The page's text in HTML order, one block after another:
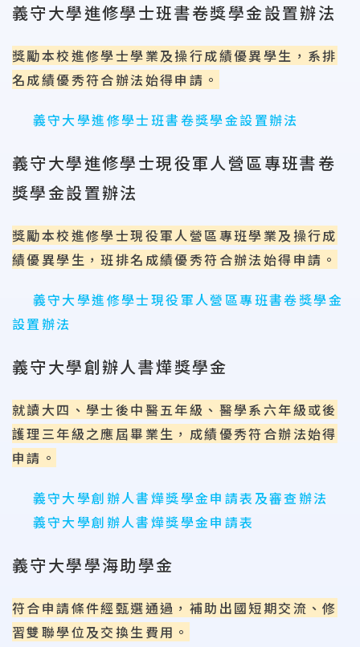
義守大學進修學士班書卷獎學金設置辦法
獎勵本校進修學士學業及操行成績優異學生，系排
名成績優秀符合辦法始得申請。
義守大學進修學士班書卷獎學金設置辦法
義守大學進修學士現役軍人營區專班書卷
獎學金設置辦法
獎勵本校進修學士現役軍人營區專班學業及操行成
績優異學生，班排名成績優秀符合辦法始得申請。
義守大學進修學士現役軍人營區專班書卷獎學金
設置辦法
義守大學創辦人書燁獎學金
就讀大四、學士後中醫五年級、醫學系六年級或後
護理三年級之應屆畢業生，成績優秀符合辦法始得
申請。
義守大學創辦人書燁獎學金申請表及審查辦法
義守大學創辦人書燁獎學金申請表
義守大學學海助學金
符合申請條件經甄選通過，補助出國短期交流、修
習雙聯學位及交換生費用。